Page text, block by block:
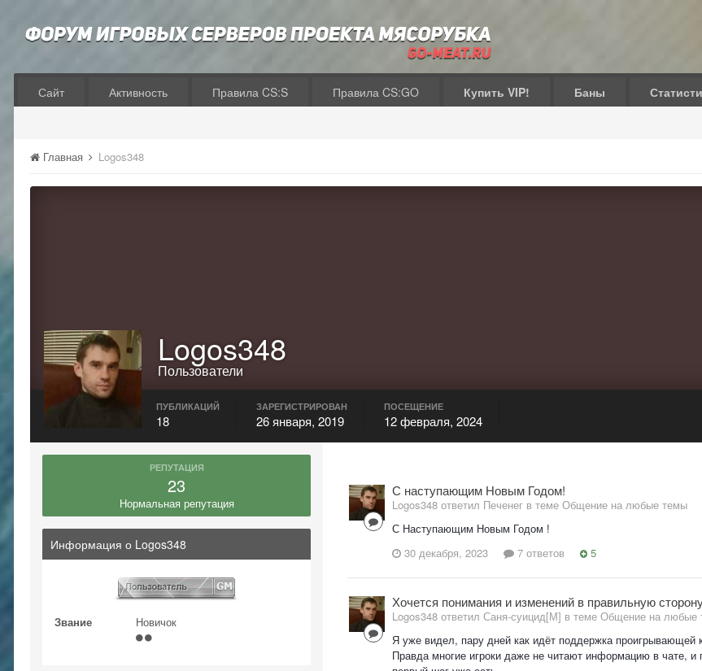
Сайт Активность Правила CS:S Правила CS:GO Купить VIP! Баны
Главная Logos348
Logos348
Пользователи
ПУБЛИКАЦИЙ
18
ЗАРЕГИСТРИРОВАН
26 января, 2019
ПОСЕЩЕНИЕ
12 февраля, 2024
РЕПУТАЦИЯ
23
Нормальная репутация
Информация о Logos348
Звание Новичок
С наступающим Новым Годом!
Logos348 ответил Печенег в теме Общение на любые темы
С Наступающим Новым Годом !
30 декабря, 2023
7 ответов 5
Хочется понимания и изменений в правильную
Logos348 ответил Саня-суицид[М] в теме Общение на любые
Я уже видел, пару дней как идёт поддержка
Правда многие игроки даже не читают информацию в чате, и